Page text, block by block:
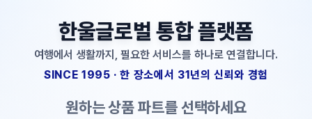
한울글로벌 통합 플랫폼
여행에서 생활까지, 필요한 서비스를 하나로 연결합니다.
SINCE 1995 · 한 장소에서 31년의 신뢰와 경험
원하는 상품 파트를 선택하세요